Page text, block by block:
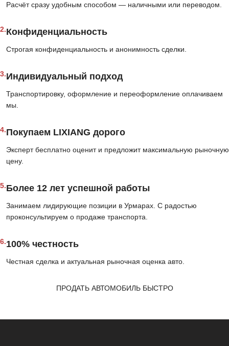
Расчёт сразу удобным способом — наличными или переводом.
2.Конфиденциальность
Строгая конфиденциальность и анонимность сделки.
3.Индивидуальный подход
Транспортировку, оформление и переоформление оплачиваем
мы.
4.Покупаем LIXIANG дорого
Эксперт бесплатно оценит и предложит максимальную рыночную
цену.
5.Более 12 лет успешной работы
Занимаем лидирующие позиции в Урмарах. С радостью
проконсультируем о продаже транспорта.
6.100% честность
Честная сделка и актуальная рыночная оценка авто.
ПРОДАТЬ АВТОМОБИЛЬ БЫСТРО